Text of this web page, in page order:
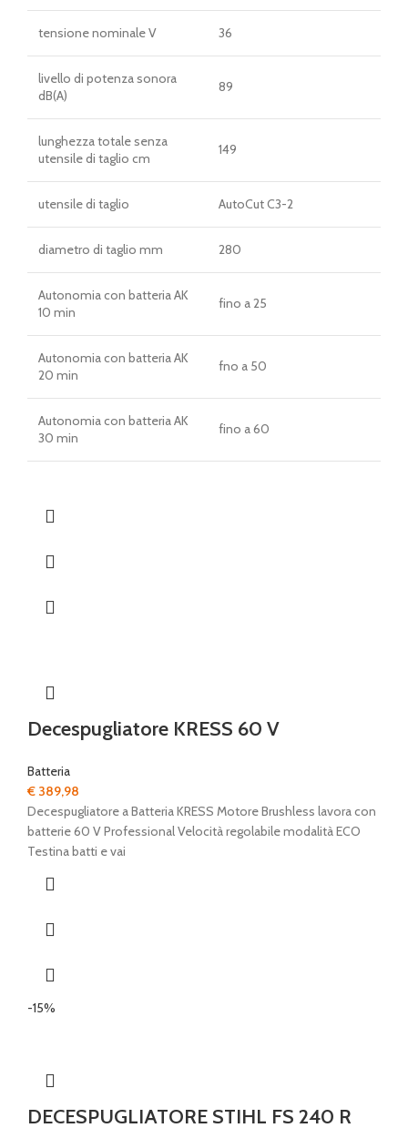
tensione nominale V 36
livello di potenza sonora
dB(A)
89
lunghezza totale senza
utensile di taglio cm
149
utensile di taglio AutoCut C3-2
diametro di taglio mm 280
Autonomia con batteria AK
10 min
fino a 25
Autonomia con batteria AK
20 min
fno a 50
Autonomia con batteria AK
30 min
fino a 60
Decespugliatore KRESS 60 V
Batteria
€ 389,98
Decespugliatore a Batteria KRESS Motore Brushless lavora con
batterie 60 V Professional Velocità regolabile modalità ECO
Testina batti e vai
-15%
DECESPUGLIATORE STIHL FS 240 R